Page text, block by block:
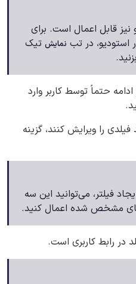
نیز قابل اعمال است. برای
استودیو، در تب نمایش تیک
حتماً توسط کاربر وارد
فیلدی را ویرایش کنند، گزینه
فیلتر، می‌توانید این سه
مشخص شده اعمال کنید.
در رابط کاربری است.